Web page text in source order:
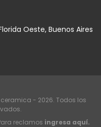
Oeste, Buenos Aires
- 2026. Todos los
reclamos ingresa aquí.